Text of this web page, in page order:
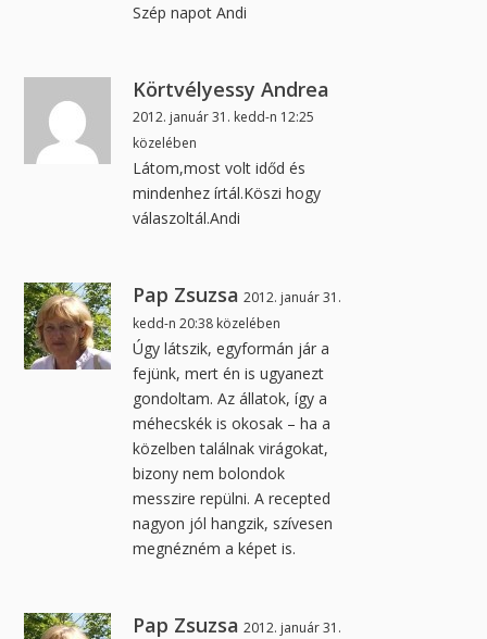
Szép napot Andi
Körtvélyessy Andrea
2012. január 31. kedd-n 12:25
közelében
Látom,most volt időd és
mindenhez írtál.Köszi hogy
válaszoltál.Andi
Pap Zsuzsa 2012. január 31.
kedd-n 20:38 közelében
Úgy látszik, egyformán jár a
fejünk, mert én is ugyanezt
gondoltam. Az állatok, így a
méhecskék is okosak – ha a
közelben találnak virágokat,
bizony nem bolondok
messzire repülni. A recepted
nagyon jól hangzik, szívesen
megnézném a képet is.
Pap Zsuzsa 2012. január 31.